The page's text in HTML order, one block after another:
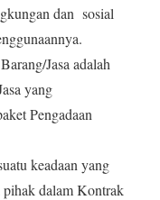
dan sosial
Jasa adalah
yang
Pengadaan
keadaan yang
dalam Kontrak